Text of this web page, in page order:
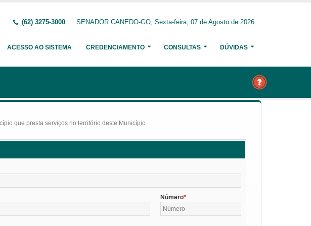
(62) 3275-3000 SENADOR CANEDO-GO, Sexta-feira, 07 de Agosto de 2026
ACESSO AO SISTEMA CREDENCIAMENTO CONSULTAS DÚVIDAS
que presta serviços no território deste Município
Número